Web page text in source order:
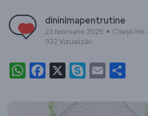
dininimapentrutine
23 februarie 2025
Citești
932 Vizualizări
WhatsApp
Facebook
X Skype
Email